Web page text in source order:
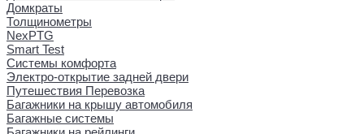
Домкраты
Толщинометры
NexPTG
Smart Test
Системы комфорта
Электро-открытие задней двери
Путешествия Перевозка
Багажники на крышу автомобиля
Багажные системы